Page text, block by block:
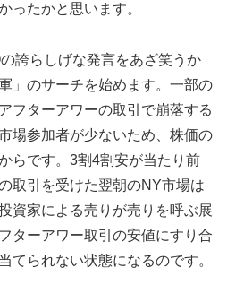
ったかと思います。
誇らしげな発言をあざ笑うか
」のサーチを始めます。一部の
フターアワーの取引で崩落する
場参加者が少ないため、株価の
らです。3割4割安が当たり前
取引を受けた翌朝のNY市場は
資家による売りが売りを呼ぶ展
ターアワー取引の安値にすり合
てられない状態になるのです。